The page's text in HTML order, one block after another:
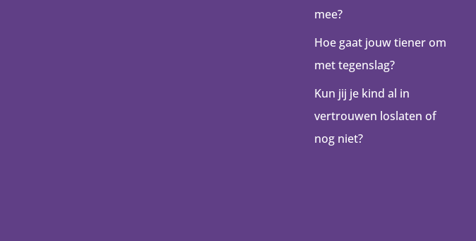
mee?
Hoe gaat jouw tiener om
met tegenslag?
Kun jij je kind al in
vertrouwen loslaten of
nog niet?